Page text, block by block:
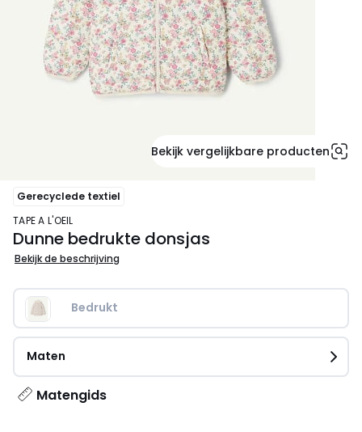
Bekijk vergelijkbare producten
Gerecyclede textiel
TAPE A L'OEIL
Dunne bedrukte donsjas
Bekijk de beschrijving
Bedrukt
Maten
Matengids